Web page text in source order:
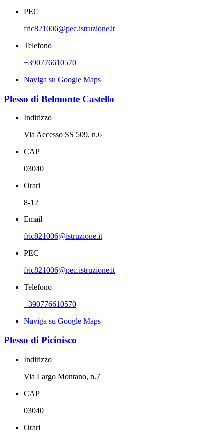
PEC
fric821006@pec.istruzione.it
Telefono
+390776610570
Naviga su Google Maps
Plesso di Belmonte Castello
Indirizzo
Via Accesso SS 509, n.6
CAP
03040
Orari
8-12
Email
fric821006@istruzione.it
PEC
fric821006@pec.istruzione.it
Telefono
+390776610570
Naviga su Google Maps
Plesso di Picinisco
Indirizzo
Via Largo Montano, n.7
CAP
03040
Orari